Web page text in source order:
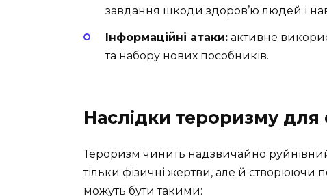
завдання шкоди здоров’ю людей і
Інформаційні атаки: активне
та набору нових пособників.
Наслідки тероризму для
Тероризм чинить надзвичайно
тільки фізичні жертви, але й створюючи
можуть бути такими: